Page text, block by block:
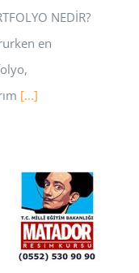
NEDİR?
en
[...]